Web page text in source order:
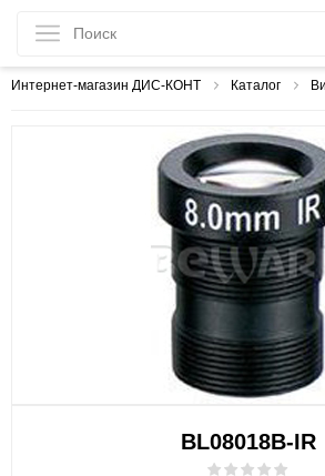
Интернет-магазин ДИС-КОНТ Каталог
BL08018B-IR